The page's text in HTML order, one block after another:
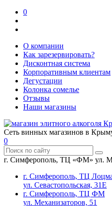
0
О компании
Как зарезервировать?
Дисконтная система
Корпоративным клиентам
Дегустации
Колонка сомелье
Отзывы
Наши магазины
Сеть винных магазинов в
0
г. Симферополь, ТЦ «ФМ» ул.
г. Симферополь, ТЦ
ул. Севастопольская, 31Е
г. Симферополь, ТЦ ФМ
ул. Механизаторов, 51